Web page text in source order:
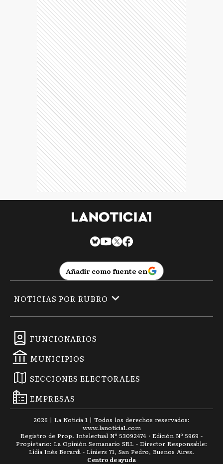
Añadir como fuente en
FUNCIONARIOS
MUNICIPIOS
SECCIONES ELECTORALES
EMPRESAS
NOTICIAS POR RUBRO
2026 | La Noticia 1 | Todos los derechos reservados:
www.lanoticia1.com
Registro de Prop. Intelectual Nº 53092474 · Edición Nº 5969 -
Propietario: La Opinión Semanario SRL - Director Responsable:
Lidia Inés Berardi - Liniers 71, San Pedro, Buenos Aires.
Centro de ayuda